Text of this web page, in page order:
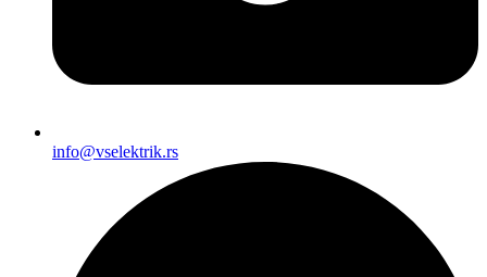
info@vselektrik.rs